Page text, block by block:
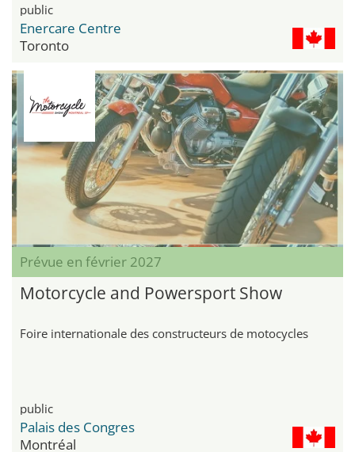
public
Enercare Centre
Toronto
Prévue en février 2027
Motorcycle and Powersport Show
Foire internationale des constructeurs de motocycles
public
Palais des Congres
Montréal